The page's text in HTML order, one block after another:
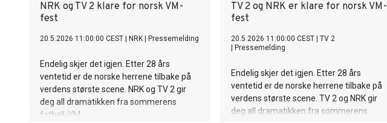
NRK og TV 2 klare for norsk VM-
fest
20.5.2026 11:00:00 CEST NRK Pressemelding
Endelig skjer det igjen. Etter 28 års
ventetid er de norske herrene tilbake på
verdens største scene. NRK og TV 2 gir
deg all dramatikken fra sommerens
fotball-VM.
TV 2 og NRK er klare for norsk VM-
fest
20.5.2026 11:00:00 CEST
TV 2
Pressemelding
Endelig skjer det igjen. Etter 28 års
ventetid er de norske herrene tilbake på
verdens største scene. TV 2 og NRK gir
deg all dramatikken fra sommerens